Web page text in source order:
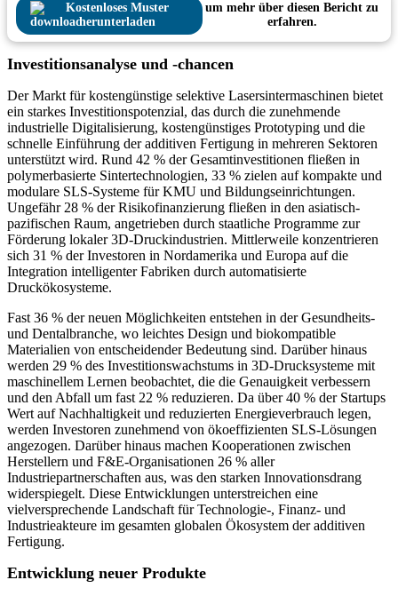
Kostenloses Muster
herunterladen
um mehr über diesen Bericht zu
erfahren.
Investitionsanalyse und -chancen
Der Markt für kostengünstige selektive Lasersintermaschinen bietet
ein starkes Investitionspotenzial, das durch die zunehmende
industrielle Digitalisierung, kostengünstiges Prototyping und die
schnelle Einführung der additiven Fertigung in mehreren Sektoren
unterstützt wird. Rund 42 % der Gesamtinvestitionen fließen in
polymerbasierte Sintertechnologien, 33 % zielen auf kompakte und
modulare SLS-Systeme für KMU und Bildungseinrichtungen.
Ungefähr 28 % der Risikofinanzierung fließen in den asiatisch-
pazifischen Raum, angetrieben durch staatliche Programme zur
Förderung lokaler 3D-Druckindustrien. Mittlerweile konzentrieren
sich 31 % der Investoren in Nordamerika und Europa auf die
Integration intelligenter Fabriken durch automatisierte
Druckökosysteme.
Fast 36 % der neuen Möglichkeiten entstehen in der Gesundheits-
und Dentalbranche, wo leichtes Design und biokompatible
Materialien von entscheidender Bedeutung sind. Darüber hinaus
werden 29 % des Investitionswachstums in 3D-Drucksysteme mit
maschinellem Lernen beobachtet, die die Genauigkeit verbessern
und den Abfall um fast 22 % reduzieren. Da über 40 % der Startups
Wert auf Nachhaltigkeit und reduzierten Energieverbrauch legen,
werden Investoren zunehmend von ökoeffizienten SLS-Lösungen
angezogen. Darüber hinaus machen Kooperationen zwischen
Herstellern und F&E-Organisationen 26 % aller
Industriepartnerschaften aus, was den starken Innovationsdrang
widerspiegelt. Diese Entwicklungen unterstreichen eine
vielversprechende Landschaft für Technologie-, Finanz- und
Industrieakteure im gesamten globalen Ökosystem der additiven
Fertigung.
Entwicklung neuer Produkte